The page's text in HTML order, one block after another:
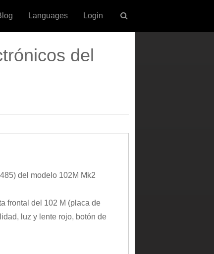
Languages Login
del
del modelo 102M Mk2
frontal del 102 M (placa de
luz y lente rojo, botón de